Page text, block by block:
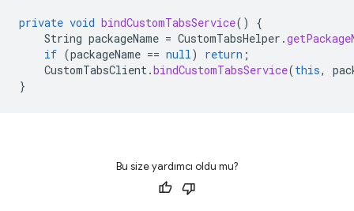
private void bindCustomTabsService()
{
String packageName = CustomTabsHelper .
if (packageName == null) return ;
CustomTabsClient.bindCustomTabsService(this,
}
Bu size yardımcı oldu mu?